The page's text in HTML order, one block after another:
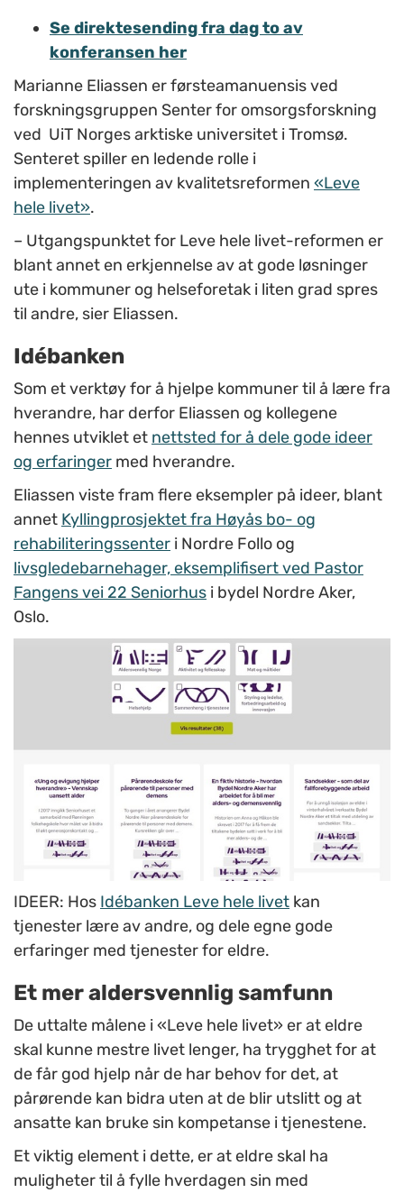
Se direktesending fra dag to av
konferansen her
Marianne Eliassen er førsteamanuensis ved
forskningsgruppen Senter for omsorgsforskning
ved UiT Norges arktiske universitet i Tromsø.
Senteret spiller en ledende rolle i
implementeringen av kvalitetsreformen «Leve
hele livet».
– Utgangspunktet for Leve hele livet-reformen er
blant annet en erkjennelse av at gode løsninger
ute i kommuner og helseforetak i liten grad spres
til andre, sier Eliassen.
Idébanken
Som et verktøy for å hjelpe kommuner til å lære fra
hverandre, har derfor Eliassen og kollegene
hennes utviklet et nettsted for å dele gode ideer
og erfaringer med hverandre.
Eliassen viste fram flere eksempler på ideer, blant
annet Kyllingprosjektet fra Høyås bo- og
rehabiliteringssenter i Nordre Follo og
livsgledebarnehager, eksemplifisert ved Pastor
Fangens vei 22 Seniorhus i bydel Nordre Aker,
Oslo.
IDEER: Hos Idébanken Leve hele livet kan
tjenester lære av andre, og dele egne gode
erfaringer med tjenester for eldre.
Et mer aldersvennlig samfunn
De uttalte målene i «Leve hele livet» er at eldre
skal kunne mestre livet lenger, ha trygghet for at
de får god hjelp når de har behov for det, at
pårørende kan bidra uten at de blir utslitt og at
ansatte kan bruke sin kompetanse i tjenestene.
Et viktig element i dette, er at eldre skal ha
muligheter til å fylle hverdagen sin med